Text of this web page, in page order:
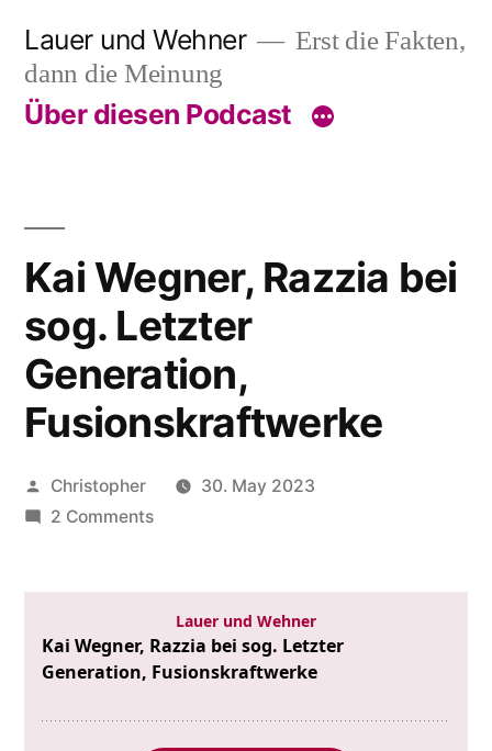
content
Lauer und Wehner
Erst die Fakten,
dann die Meinung
Über diesen Podcast
Kai Wegner, Razzia bei
sog. Letzter
Generation,
Fusionskraftwerke
Posted
by
Christopher
30. May 2023
2 Commentson
bei
sog.